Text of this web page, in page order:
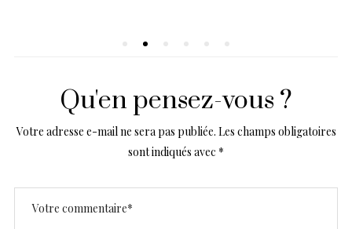
Qu'en pensez-vous ?
Votre adresse e-mail ne sera pas publiée. Les champs obligatoires
sont indiqués avec *